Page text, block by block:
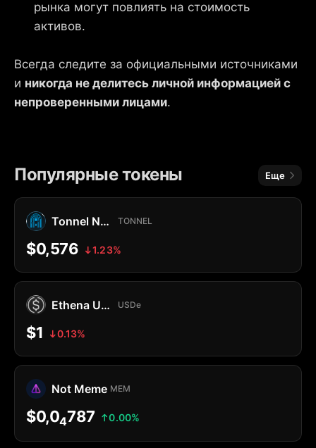
рынка могут повлиять на стоимость
активов.
Всегда следите за официальными источниками
и никогда не делитесь личной информацией с
непроверенными лицами.
Популярные токены Еще
Tonnel Network Token TONNEL
$0,576 1.23%
Ethena USDe USDe
$1 0.13%
Not Meme MEM
$0,04787 0.00%